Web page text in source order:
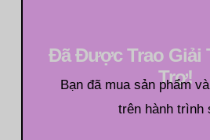
Đã Được Trao Giải
Trợ!
Bạn đã mua sản phẩm
trên hành trình